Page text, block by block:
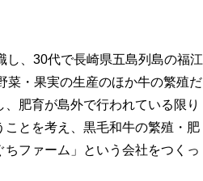
、30代で長崎県五島列島の福江
菜・果実の生産のほか牛の繁殖だ
肥育が島外で行われている限り
とを考え、黒毛和牛の繁殖・肥
ファーム」という会社をつくっ